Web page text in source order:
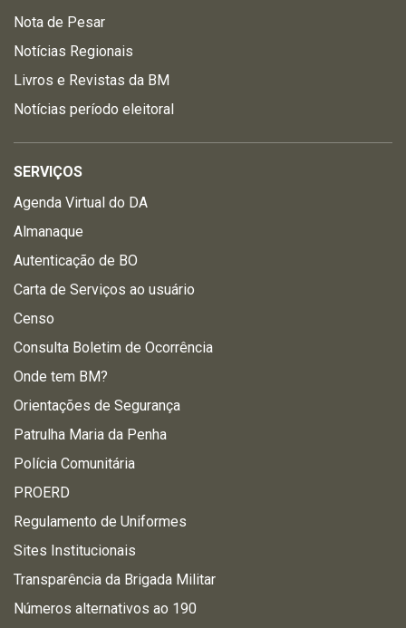
Nota de Pesar
Notícias Regionais
Livros e Revistas da BM
Notícias período eleitoral
SERVIÇOS
Agenda Virtual do DA
Almanaque
Autenticação de BO
Carta de Serviços ao usuário
Censo
Consulta Boletim de Ocorrência
Onde tem BM?
Orientações de Segurança
Patrulha Maria da Penha
Polícia Comunitária
PROERD
Regulamento de Uniformes
Sites Institucionais
Transparência da Brigada Militar
Números alternativos ao 190